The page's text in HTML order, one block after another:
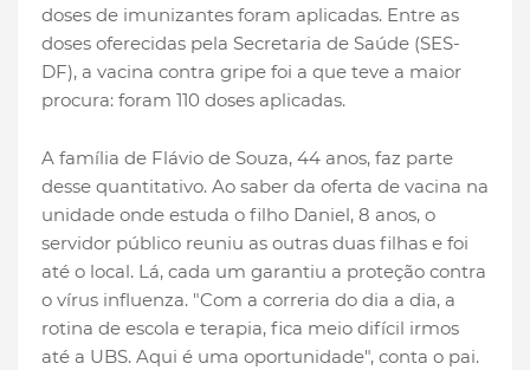
doses de imunizantes foram aplicadas. Entre as
doses oferecidas pela Secretaria de Saúde (SES-
DF), a vacina contra gripe foi a que teve a maior
procura: foram 110 doses aplicadas.
A família de Flávio de Souza, 44 anos, faz parte
desse quantitativo. Ao saber da oferta de vacina na
unidade onde estuda o filho Daniel, 8 anos, o
servidor público reuniu as outras duas filhas e foi
até o local. Lá, cada um garantiu a proteção contra
o vírus influenza. "Com a correria do dia a dia, a
rotina de escola e terapia, fica meio difícil irmos
até a UBS. Aqui é uma oportunidade", conta o pai.